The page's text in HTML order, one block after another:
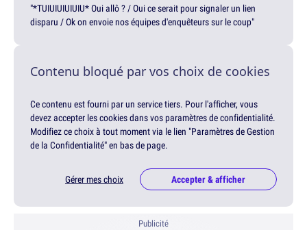
"*TUIUIUIUIUIU* Oui allô ? / Oui ce serait pour signaler un lien
disparu / Ok on envoie nos équipes d'enquêteurs sur le coup"
Contenu bloqué par vos choix de cookies
Ce contenu est fourni par un service tiers. Pour l'afficher, vous
devez accepter les cookies dans vos paramètres de confidentialité.
Modifiez ce choix à tout moment via le lien "Paramètres de Gestion
de la Confidentialité" en bas de page.
Gérer mes choix Accepter & afficher
Publicité